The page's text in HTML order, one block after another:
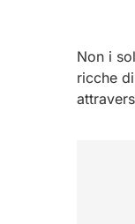
Non i
ricche